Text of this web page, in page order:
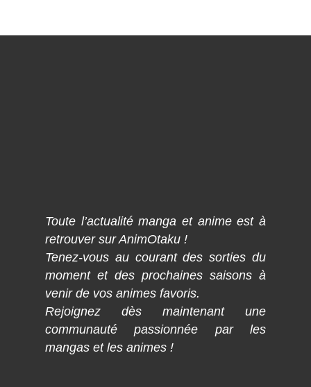
Toute l’actualité manga et anime est à
retrouver sur AnimOtaku !
Tenez-vous au courant des sorties du
moment et des prochaines saisons à
venir de vos animes favoris.
Rejoignez dès maintenant une
communauté passionnée par les
mangas et les animes !